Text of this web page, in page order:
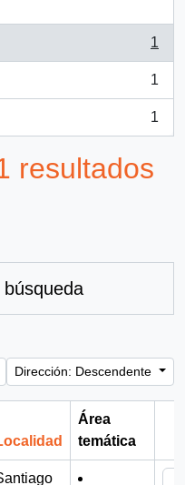
1
1
1
resultados
Dirección: Descendente
Área
temática